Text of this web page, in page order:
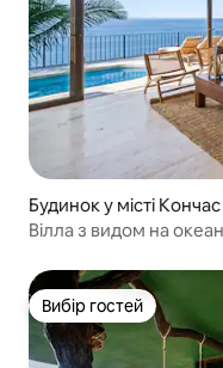
Будинок у місті
Вілла з видом на
Вибір гостей
Вибір гостей